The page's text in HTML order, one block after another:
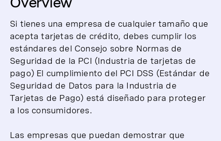
Si tienes una empresa de cualquier tamaño que
acepta tarjetas de crédito, debes cumplir los
estándares del Consejo sobre Normas de
Seguridad de la PCI (Industria de tarjetas de
pago) El cumplimiento del PCI DSS (Estándar de
Seguridad de Datos para la Industria de
Tarjetas de Pago) está diseñado para proteger
a los consumidores.
Las empresas que puedan demostrar que